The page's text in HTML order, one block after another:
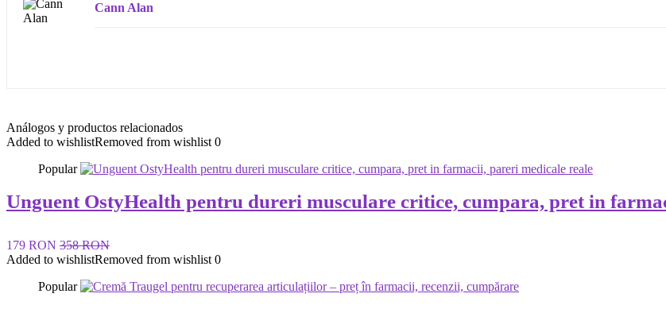
Cann Alan
Análogos y productos relacionados
Added to wishlistRemoved from wishlist 0
Popular
Unguent OstyHealth pentru dureri musculare critice, cumpara, pret in
179 RON 358 RON
Added to wishlistRemoved from wishlist 0
Popular